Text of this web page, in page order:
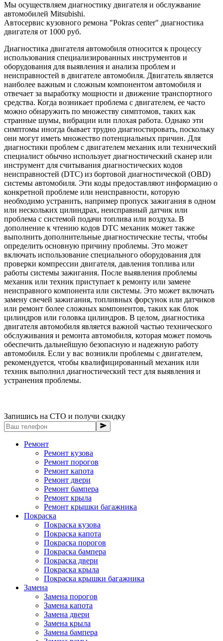
Мы осуществляем диагностику двигателя и обслужвание
автомобилей Mitsubishi.
Автосервис кузовного ремона "Pokras center" диагностика
двигателя от 1000 руб.
Диагностика двигателя автомобиля относится к процессу
использования специализированных инструментов и
оборудования для выявления и анализа проблем и
неисправностей в двигателе автомобиля. Двигатель является
наиболее важным и сложным компонентом автомобиля и
отвечает за выработку мощности и движение транспортного
средства. Когда возникает проблема с двигателем, ее часто
можно обнаружить по множеству симптомов, таких как
странные шумы, вибрации или плохая работа. Однако эти
симптомы иногда бывает трудно диагностировать, поскольку
они могут иметь множество потенциальных причин. Для
диагностики проблем с двигателем механик или технический
специалист обычно использует диагностический сканер или
инструмент для считывания диагностических кодов
неисправностей (DTC) из бортовой диагностической (OBD)
системы автомобиля. Эти коды предоставляют информацию о
конкретной проблеме или неисправности, которую
необходимо устранить, например пропуск зажигания в одном
или нескольких цилиндрах, неисправный датчик или
проблема с системой подачи топлива или воздуха. В
дополнение к чтению кодов DTC механик может также
выполнить дополнительные диагностические тесты, чтобы
определить основную причину проблемы. Это может
включать использование специального оборудования для
проверки компрессии двигателя, давления топлива или
работы системы зажигания. После выявления проблемы
механик или техник приступает к ремонту или замене
неисправного компонента или системы. Это может включать
замену свечей зажигания, топливных форсунок или датчиков
или ремонт более сложных компонентов, таких как блок
цилиндров или головка цилиндров. В целом, диагностика
двигателя автомобиля является важной частью технического
обслуживания и ремонта автомобиля, которая может помочь
обеспечить дальнейшую безопасную и надежную работу
автомобиля. Если у вас возникли проблемы с двигателем,
рекомендуется, чтобы квалифицированный механик или
техник выполнил диагностический тест для выявления и
устранения проблемы.
Запишись на СТО и получи скидку
Ремонт
Ремонт кузова
Ремонт порогов
Ремонт капота
Ремонт двери
Ремонт бампера
Ремонт крыла
Ремонт крышки багажника
Покраска
Покраска кузова
Покраска капота
Покраска порогов
Покраска бампера
Покраска двери
Покраска крыла
Покраска крышки багажника
Замена
Замена порогов
Замена капота
Замена двери
Замена крыла
Замена бампера